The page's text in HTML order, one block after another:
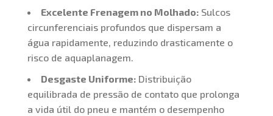
Excelente Frenagem no Molhado: Sulcos
circunferenciais profundos que dispersam a
água rapidamente, reduzindo drasticamente o
risco de aquaplanagem.
Desgaste Uniforme: Distribuição
equilibrada de pressão de contato que prolonga
a vida útil do pneu e mantém o desempenho